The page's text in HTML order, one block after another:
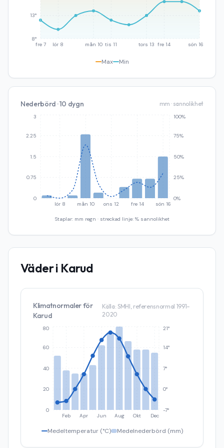
fre 7 lör 8 mån 10 tis 11 tors 13 fre 14 sön 16
8°
13°
Max Min
Nederbörd · 10 dygn mm · sannolikhet
lör 8 mån 10 ons 12 fre 14 sön 16
0
0.75
1.5
2.25
3
0%
25%
50%
75%
100%
Staplar: mm regn · streckad linje: % sannolikhet
Väder i Karud
Klimatnormaler för
Karud
Källa: SMHI, referensnormal 1991–
2020
Feb Apr Jun Aug Okt Dec
0
20
40
60
80
-7°
0°
7°
14°
21°
Medeltemperatur (°C) Medelnederbörd (mm)